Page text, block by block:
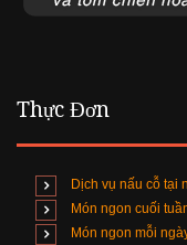
Thực Đơn
Dịch vụ nấu cỗ tại
Món ngon cuối
Món ngon mỗi